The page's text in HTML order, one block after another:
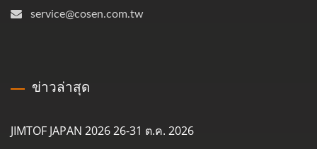
service@cosen.com.tw
ข่าวล่าสุด
JIMTOF JAPAN 2026 26-31 ต.ค. 2026